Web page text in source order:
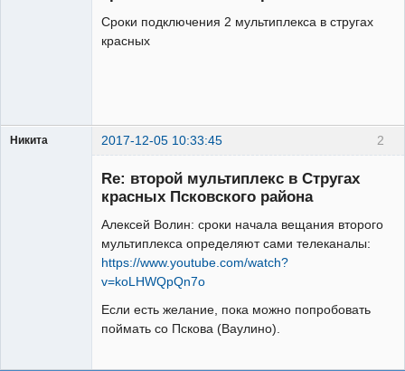
Сроки подключения 2 мультиплекса в стругах
красных
2
Никита 2017-12-05 10:33:45
Re: второй мультиплекс в Стругах
красных Псковского района
Алексей Волин: сроки начала вещания второго
мультиплекса определяют сами телеканалы:
https://www.youtube.com/watch?
v=koLHWQpQn7o
Если есть желание, пока можно попробовать
поймать со Пскова (Ваулино).